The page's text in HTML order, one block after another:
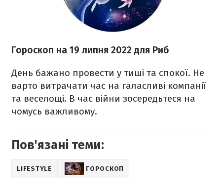
Гороскоп на 19 липня 2022 для Риб
День бажано провести у тиші та спокої. Не
варто витрачати час на галасливі компанії
та веселощі. В час війни зосередьтеся на
чомусь важливому.
Пов'язані теми:
LIFESTYLE ГОРОСКОП